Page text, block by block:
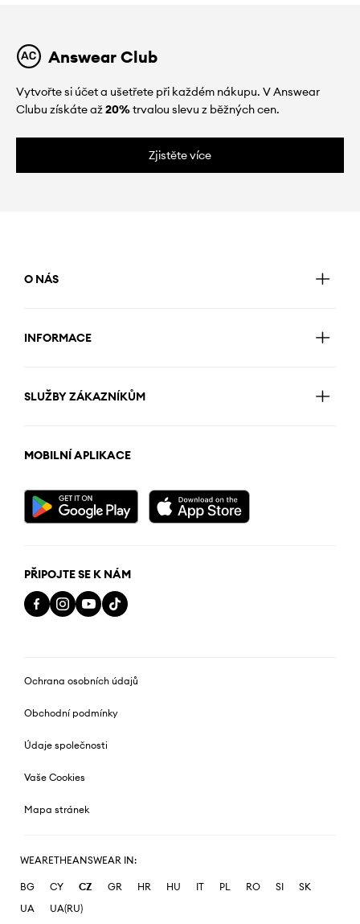
Answear Club
Vytvořte si účet a ušetřete při každém nákupu. V Answear
Clubu získáte až20%trvalou slevu z běžných cen.
Zjistěte více
O NÁS
INFORMACE
SLUŽBY ZÁKAZNÍKŮM
MOBILNÍ APLIKACE
PŘIPOJTE SE K NÁM
Ochrana osobních údajů
Obchodní podmínky
Údaje společnosti
Vaše Cookies
Mapa stránek
WEARETHEANSWEAR IN:
BG CY CZ GR HR HU IT PL RO SI
SK
UA
UA(RU)